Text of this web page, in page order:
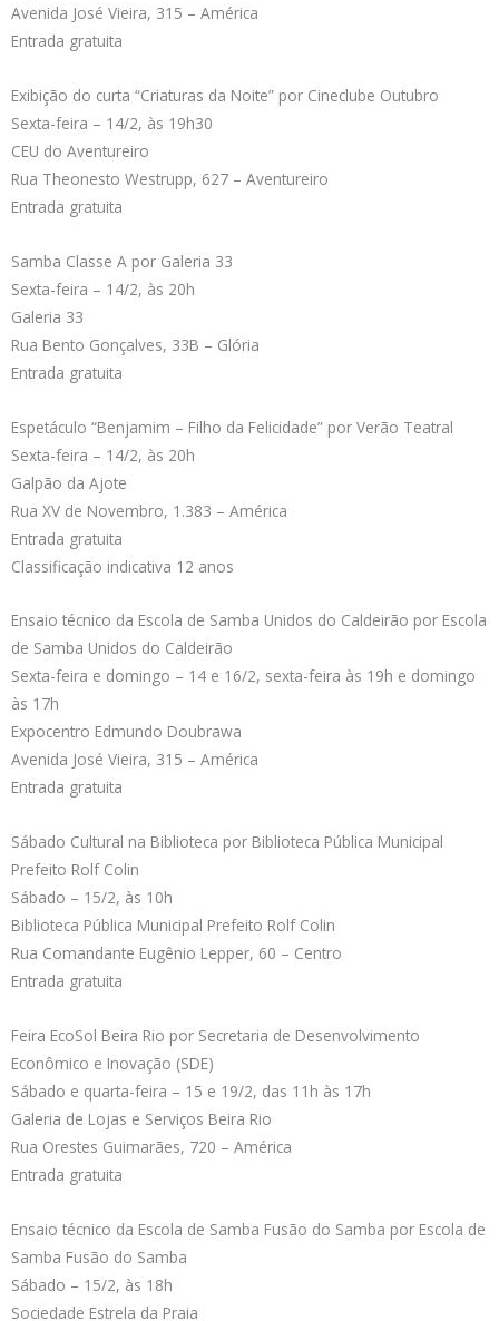
Avenida José Vieira, 315 – América
Entrada gratuita
Exibição do curta “Criaturas da Noite” por Cineclube Outubro
Sexta-feira – 14/2, às 19h30
CEU do Aventureiro
Rua Theonesto Westrupp, 627 – Aventureiro
Entrada gratuita
Samba Classe A por Galeria 33
Sexta-feira – 14/2, às 20h
Galeria 33
Rua Bento Gonçalves, 33B – Glória
Entrada gratuita
Espetáculo “Benjamim – Filho da Felicidade” por Verão Teatral
Sexta-feira – 14/2, às 20h
Galpão da Ajote
Rua XV de Novembro, 1.383 – América
Entrada gratuita
Classificação indicativa 12 anos
Ensaio técnico da Escola de Samba Unidos do Caldeirão por Escola
de Samba Unidos do Caldeirão
Sexta-feira e domingo – 14 e 16/2, sexta-feira às 19h e domingo
às 17h
Expocentro Edmundo Doubrawa
Avenida José Vieira, 315 – América
Entrada gratuita
Sábado Cultural na Biblioteca por Biblioteca Pública Municipal
Prefeito Rolf Colin
Sábado – 15/2, às 10h
Biblioteca Pública Municipal Prefeito Rolf Colin
Rua Comandante Eugênio Lepper, 60 – Centro
Entrada gratuita
Feira EcoSol Beira Rio por Secretaria de Desenvolvimento
Econômico e Inovação (SDE)
Sábado e quarta-feira – 15 e 19/2, das 11h às 17h
Galeria de Lojas e Serviços Beira Rio
Rua Orestes Guimarães, 720 – América
Entrada gratuita
Ensaio técnico da Escola de Samba Fusão do Samba por Escola de
Samba Fusão do Samba
Sábado – 15/2, às 18h
Sociedade Estrela da Praia